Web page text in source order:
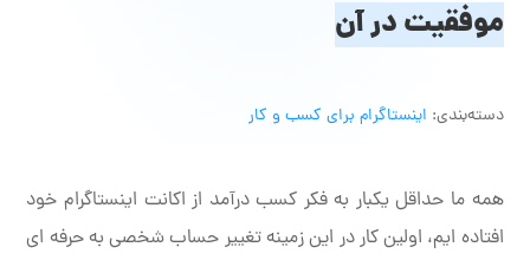
موفقیت در آن
دسته‌بندی: اینستاگرام برای کسب و کار
همه ما حداقل یکبار به فکر کسب درآمد از اکانت اینستاگرام خود
افتاده ایم، اولین کار در این زمینه تغییر حساب شخصی به حرفه ای